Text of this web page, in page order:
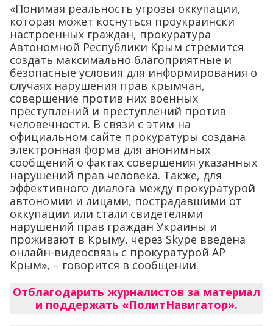
«Понимая реальность угрозы оккупации,
которая может коснуться проукраински
настроенных граждан, прокуратура
Автономной Республики Крым стремится
создать максимально благоприятные и
безопасные условия для информирования о
случаях нарушения прав крымчан,
совершение против них военных
преступлений и преступлений против
человечности. В связи с этим на
официальном сайте прокуратуры создана
электронная форма для анонимных
сообщений о фактах совершения указанных
нарушений прав человека. Также, для
эффективного диалога между прокуратурой
автономии и лицами, пострадавшими от
оккупации или стали свидетелями
нарушений прав граждан Украины и
проживают в Крыму, через Skype введена
онлайн-видеосвязь с прокуратурой АР
Крым», – говорится в сообщении.
Отблагодарить журналистов за материал
и поддержать «ПолитНавигатор».